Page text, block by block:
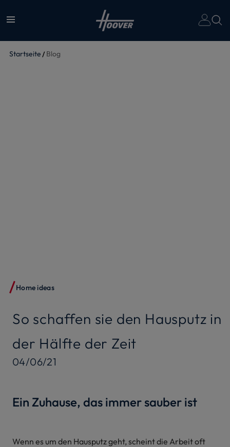
Startseite Blog
Home ideas
So schaffen sie den Hausputz in
der Hälfte der Zeit
04/06/21
Ein Zuhause, das immer sauber ist
Wenn es um den Hausputz geht, scheint die Arbeit oft